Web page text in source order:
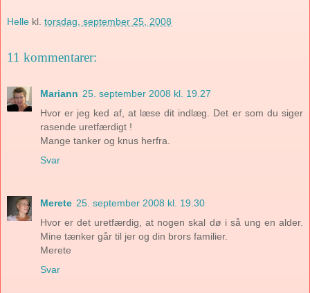
Helle kl. torsdag, september 25, 2008
11 kommentarer:
Mariann 25. september 2008 kl. 19.27
Hvor er jeg ked af, at læse dit indlæg. Det er som du siger
rasende uretfærdigt !
Mange tanker og knus herfra.
Svar
Merete 25. september 2008 kl. 19.30
Hvor er det uretfærdig, at nogen skal dø i så ung en alder.
Mine tænker går til jer og din brors familier.
Merete
Svar